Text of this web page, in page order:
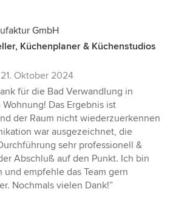
GmbH
Küchenplaner & Küchenstudios
21. Oktober 2024
für die Bad Verwandlung in
Das Ergebnis ist
der Raum nicht wiederzuerkennen
war ausgezeichnet, die
sehr professionell &
Abschluß auf den Punkt. Ich bin
und empfehle das Team gern
Nochmals vielen Dank!”